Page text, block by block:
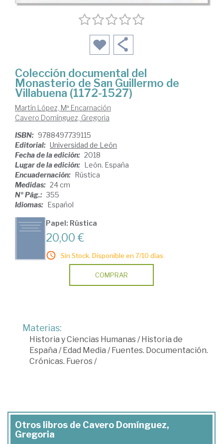
Colección documental del
Monasterio de San Guillermo de
Villabuena (1172-1527)
Martín López, Mª Encarnación
Cavero Domínguez, Gregoria
ISBN: 9788497739115
Editorial: Universidad de León
Fecha de la edición: 2018
Lugar de la edición: León. España
Encuadernación: Rústica
Medidas: 24 cm
Nº Pág.: 355
Idiomas: Español
Papel: Rústica
20,00 €
Sin Stock. Disponible en 7/10 días.
COMPRAR
Materias:
Historia y Ciencias Humanas /Historia de
España /Edad Media /Fuentes. Documentación.
Crónicas. Fueros /
Otros libros de Cavero Domínguez,
Gregoria